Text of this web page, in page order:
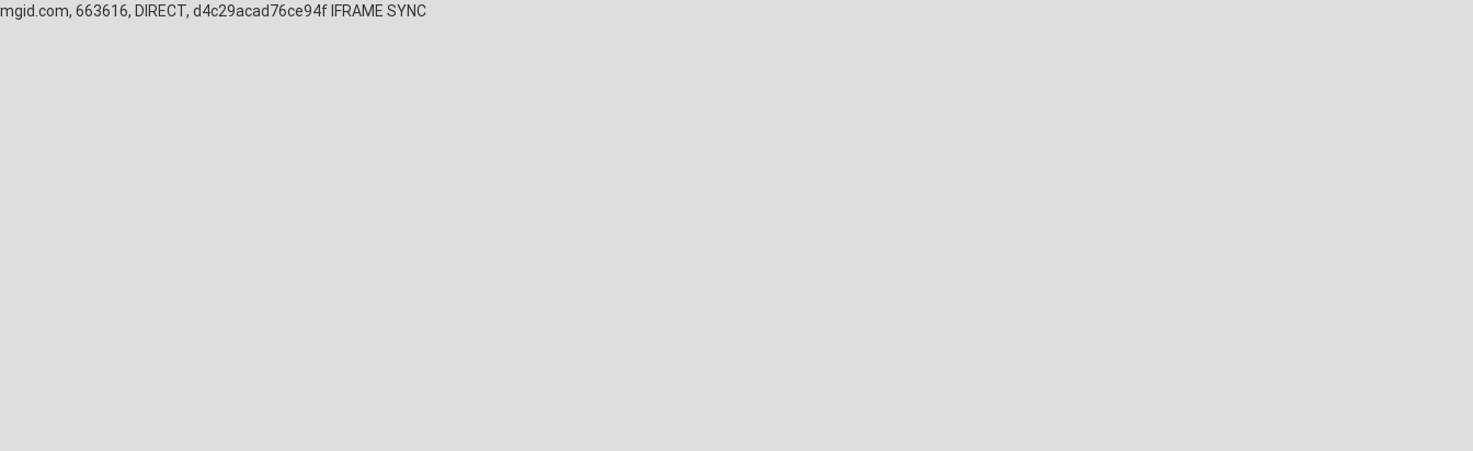
mgid.com, 663616, DIRECT, d4c29acad76ce94f IFRAME SYNC